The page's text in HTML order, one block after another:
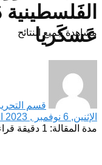
مشاهدة جميع النتائح
عَسكَريا
قسم
الإثنين, 6 نوفمبر , 2023 الساعة 12:06 صباحًا (مكة المكرمة)
مدة المقالة: 1 دقيقة قراءة